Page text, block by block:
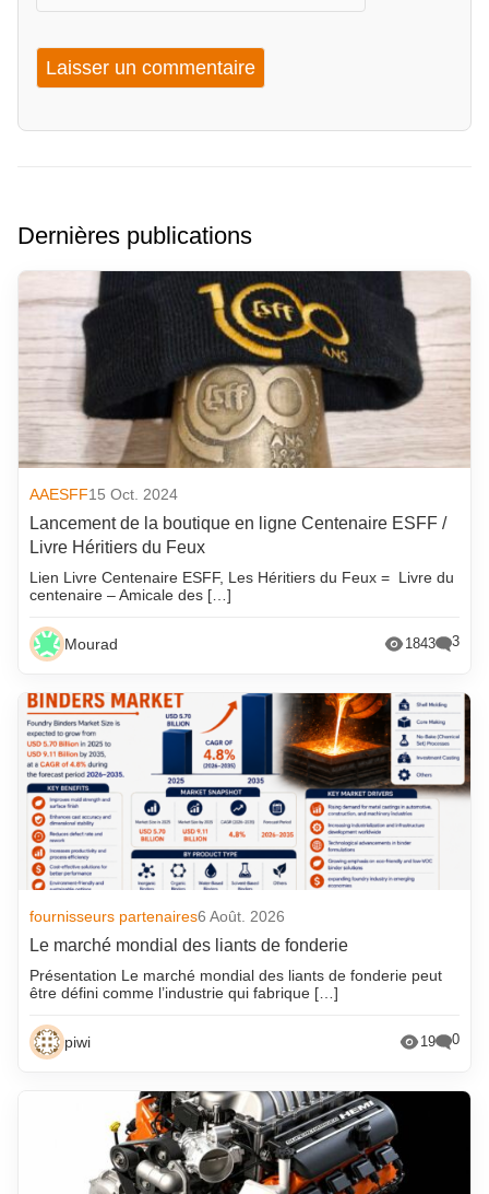
Dernières publications
AAESFF15 Oct. 2024
Lancement de la boutique en ligne Centenaire ESFF /
Livre Héritiers du Feux
Lien Livre Centenaire ESFF, Les Héritiers du Feux = Livre du
centenaire – Amicale des […]
Mourad 1843 3
fournisseurs partenaires6 Août. 2026
Le marché mondial des liants de fonderie
Présentation Le marché mondial des liants de fonderie peut
être défini comme l’industrie qui fabrique […]
piwi 19 0